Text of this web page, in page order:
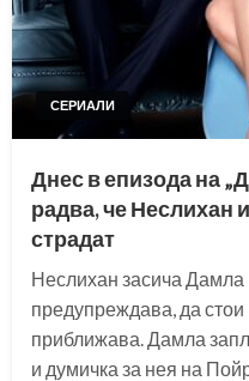
СЕРИАЛИ
Днес в епизода на
радва, че Неслихан
страдат
Неслихан засича Дамла
предупреждава, да стои
приближава. Дамла
и думичка за нея на